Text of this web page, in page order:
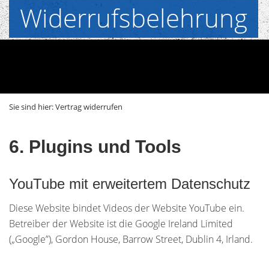
Widerrufsbelehrung
Sie sind hier:Vertrag widerrufen
6. Plugins und Tools
YouTube mit erweitertem Datenschutz
Diese Website bindet Videos der Website YouTube ein.
Betreiber der Website ist die Google Ireland Limited
(„Google”), Gordon House, Barrow Street, Dublin 4, Irland.